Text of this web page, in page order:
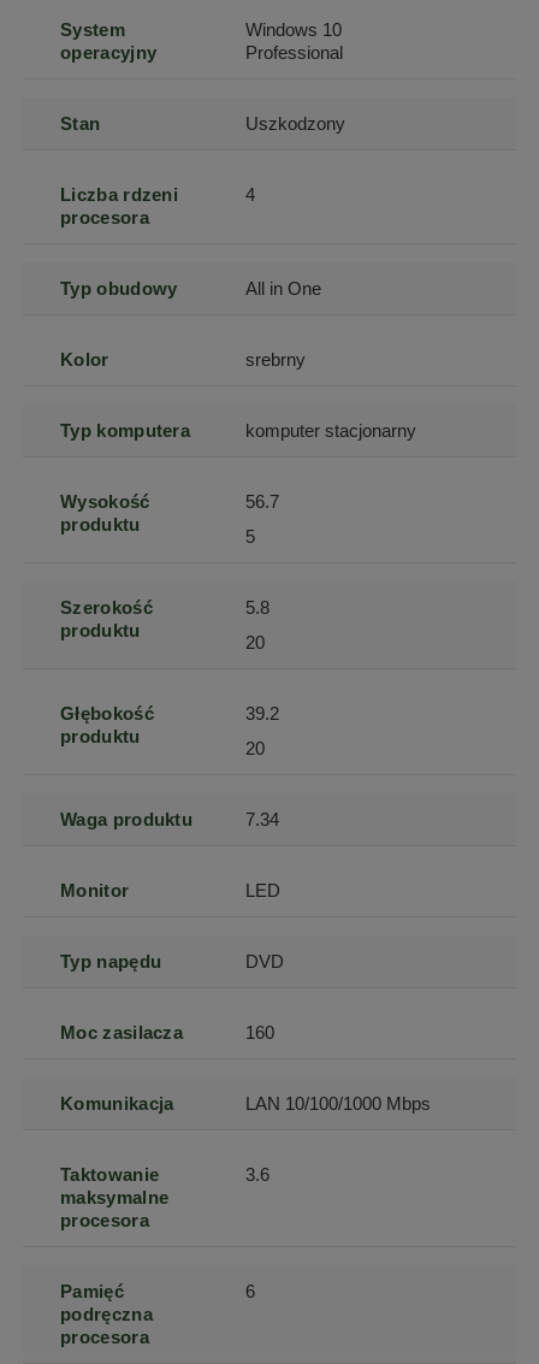
System
operacyjny
Windows 10
Professional
Stan Uszkodzony
Liczba rdzeni
procesora
4
Typ obudowy All in One
Kolor srebrny
Typ komputera komputer stacjonarny
Wysokość
produktu
56.7
5
Szerokość
produktu
5.8
20
Głębokość
produktu
39.2
20
Waga produktu 7.34
Monitor LED
Typ napędu DVD
Moc zasilacza 160
Komunikacja LAN 10/100/1000 Mbps
Taktowanie
maksymalne
procesora
3.6
Pamięć
podręczna
procesora
6